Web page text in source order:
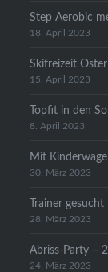
Step Aerobic
18. April 2023
Skifreizeit
15. April 2023
Topfit in den
8. April 2023
Mit
30. März 2023
Trainer gesucht
28. März 2023
Abriss-Party –
24. März 2023